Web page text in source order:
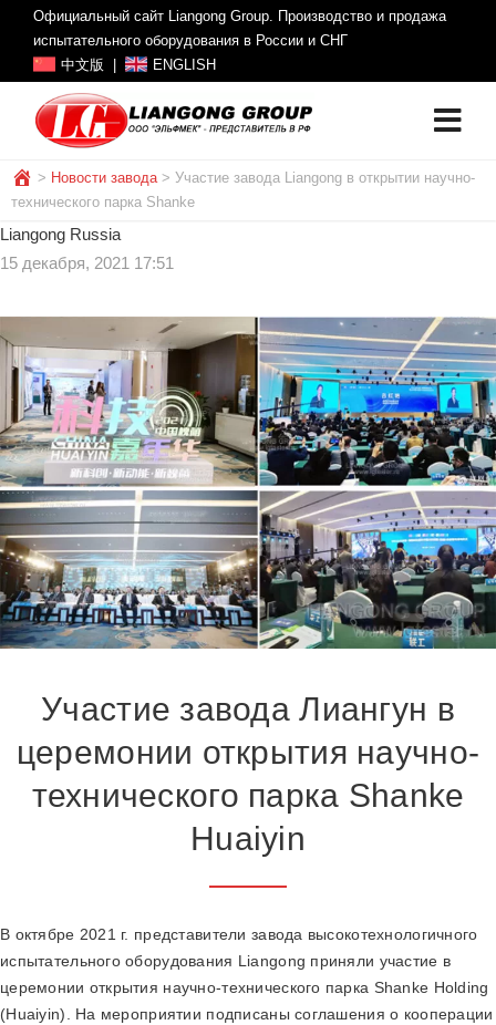
Официальный сайт Liangong Group. Производство и продажа
испытательного оборудования в России и СНГ
中文版
ENGLISH
> Новости завода> Участие завода Liangong в открытии научно-
технического парка Shanke
Liangong Russia
15 декабря, 2021 17:51
Участие завода Лиангун в
церемонии открытия научно-
технического парка Shanke
Huaiyin
В октябре 2021 г. представители завода высокотехнологичного
испытательного оборудования Liangong приняли участие в
церемонии открытия научно-технического парка Shanke Holding
(Huaiyin). На мероприятии подписаны соглашения о кооперации